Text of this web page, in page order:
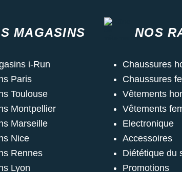
MAGASINS
i-Run
Paris
Toulouse
Montpellier
Marseille
Nice
Rennes
Lyon
NOS
Chaussures
Chaussures
Vêtements
Vêtements
Electronique
Accessoires
Diététique du
Promotions